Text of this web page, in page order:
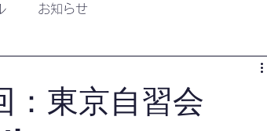
お知らせ
：東京自習会